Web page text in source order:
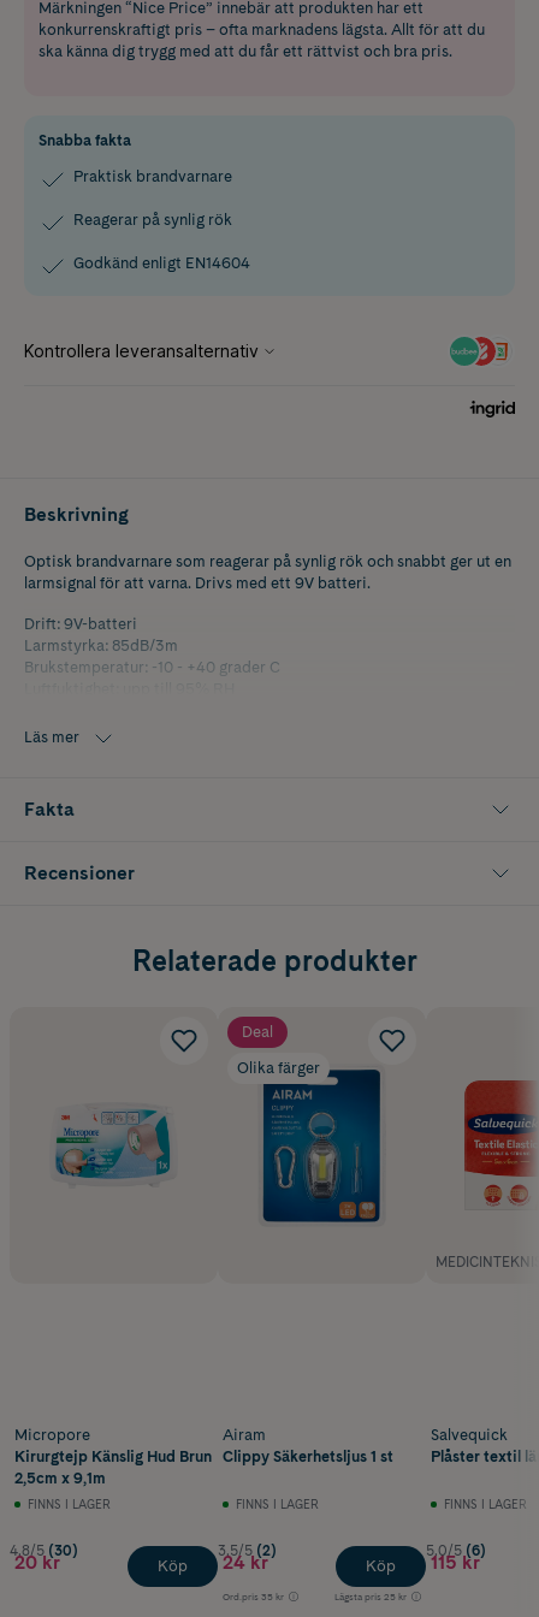
Märkningen “Nice Price” innebär att produkten har ett
konkurrenskraftigt pris – ofta marknadens lägsta. Allt för att du
ska känna dig trygg med att du får ett rättvist och bra pris.
Snabba fakta
Praktisk brandvarnare
Reagerar på synlig rök
Godkänd enligt EN14604
Beskrivning
Optisk brandvarnare som reagerar på synlig rök och snabbt ger ut en
larmsignal för att varna. Drivs med ett 9V batteri.
Drift: 9V-batteri
Larmstyrka: 85dB/3m
Brukstemperatur: -10 - +40 grader C
Godkänd enligt EN14604
Läs mer
Fakta
Recensioner
Relaterade produkter
Micropore
Kirurgtejp Känslig Hud Brun
2,5cm x 9,1m
FINNS I LAGER
4.8/5 (30)
20 kr Köp
Deal
Olika färger
Airam
Clippy Säkerhetsljus 1 st
FINNS I LAGER
3.5/5 (2)
24 kr
Ord.pris 35 kr Lägsta pris 25 kr
Köp
Salvequick
Plåster textil
FINNS I LAGER
5.0/5 (6)
115 kr